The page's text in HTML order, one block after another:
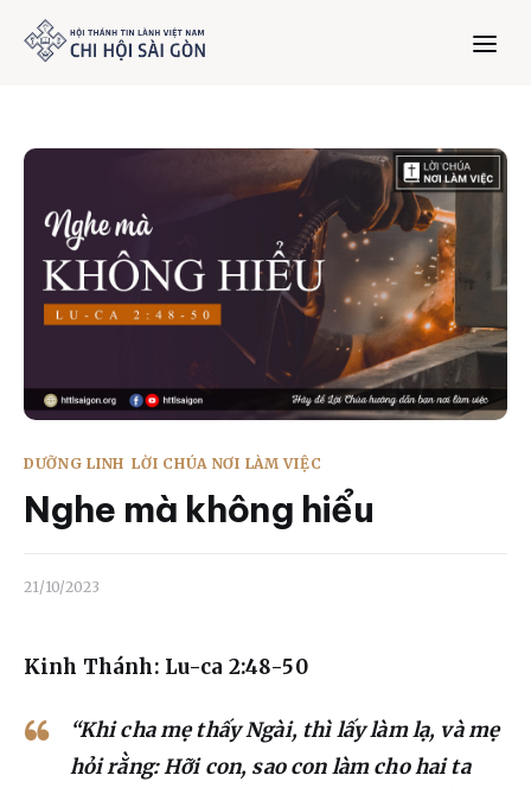
Giới thiệu
Dưỡng Linh
Bản tin
Mục vụ
DƯỠNG LINH LỜI CHÚA NƠI LÀM VIỆC
Nghe mà không hiểu
21/10/2023
Kinh Thánh: Lu-ca 2:48-50
“Khi cha mẹ thấy Ngài, thì lấy làm lạ, và mẹ
hỏi rằng: Hỡi con, sao con làm cho hai ta